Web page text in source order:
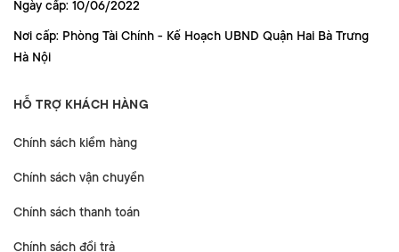
Ngày cấp: 10/06/2022
Nơi cấp: Phòng Tài Chính - Kế Hoạch UBND Quận Hai Bà Trưng
Hà Nội
HỖ TRỢ KHÁCH HÀNG
Chính sách kiểm hàng
Chính sách vận chuyển
Chính sách thanh toán
Chính sách đổi trả